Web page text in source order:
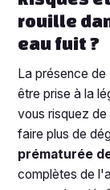
rouille
eau fuit ?
La présence de
être prise à la
vous risquez
faire plus de
prématurée
complètes de